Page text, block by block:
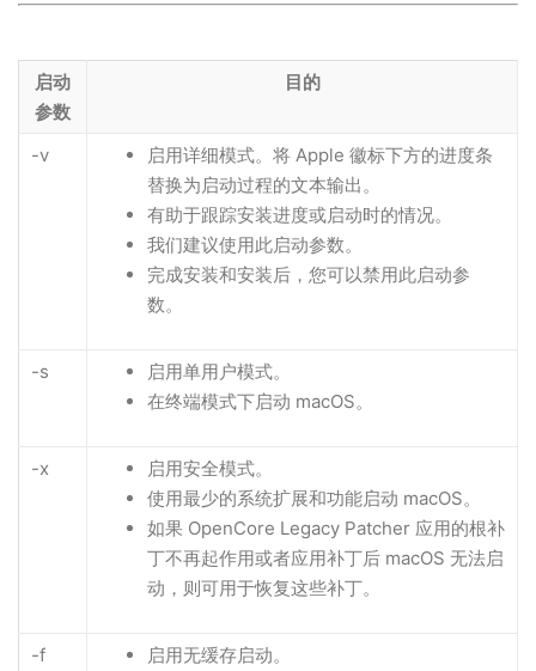
启动
参数
目的
-v
启用详细模式。将 Apple 徽标下方的进度条
替换为启动过程的文本输出。
有助于跟踪安装进度或启动时的情况。
我们建议使用此启动参数。
完成安装和安装后，您可以禁用此启动参
数。
-s
启用单用户模式。
在终端模式下启动 macOS。
-x
启用安全模式。
使用最少的系统扩展和功能启动 macOS。
如果 OpenCore Legacy Patcher 应用的根补
丁不再起作用或者应用补丁后 macOS 无法启
动，则可用于恢复这些补丁。
-f
启用无缓存启动。